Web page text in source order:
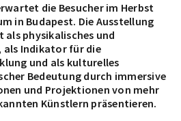
die Besucher im Herbst
in Budapest. Die Ausstellung
physikalisches und
als Indikator für die
und als kulturelles
Bedeutung durch immersive
und Projektionen von mehr
Künstlern präsentieren.